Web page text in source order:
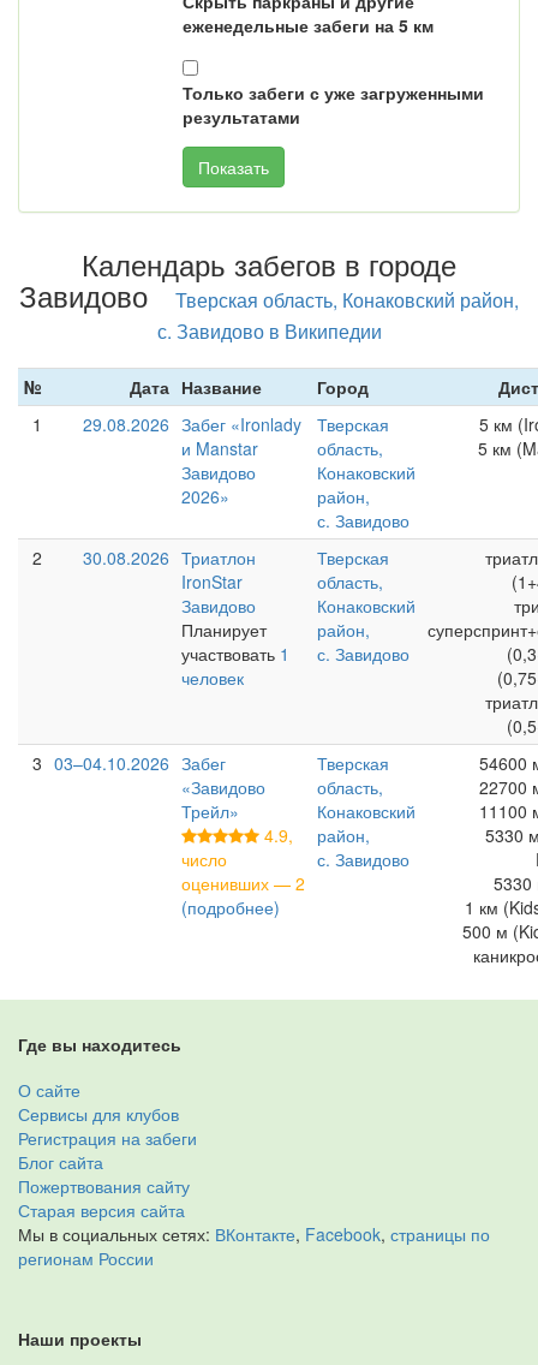
еженедельные забеги на 5 км
Только забеги с уже загруженными
результатами
Календарь забегов в городе
Завидово
Тверская область, Конаковский район,
с. Завидово в Википедии
№ Дата Название Город
1
29.08.2026 Забег «Ironlady
и Manstar
Завидово
2026»
Тверская
область,
Конаковский
район,
с. Завидово
5 км
5 км
2 30.08.2026 Триатлон
IronStar
Завидово
Планирует
участвовать 1
человек
Тверская
область,
Конаковский
район,
с. Завидово
3 03–04.10.2026 Забег
«Завидово
Трейл»
4.9,
число
оценивших — 2
(подробнее)
Тверская
область,
Конаковский
район,
с. Завидово
54600
22700
11100
5330
5330
1 км
500 м
Где вы находитесь
О сайте
Сервисы для клубов
Регистрация на забеги
Блог сайта
Пожертвования сайту
Старая версия сайта
Мы в социальных сетях: ВКонтакте, Facebook, страницы по
регионам России
Наши проекты